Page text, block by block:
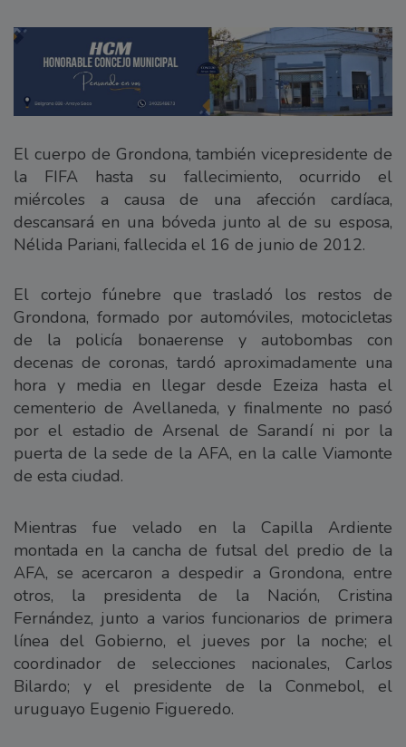
El cuerpo de Grondona, también vicepresidente de
la FIFA hasta su fallecimiento, ocurrido el
miércoles a causa de una afección cardíaca,
descansará en una bóveda junto al de su esposa,
Nélida Pariani, fallecida el 16 de junio de 2012.
El cortejo fúnebre que trasladó los restos de
Grondona, formado por automóviles, motocicletas
de la policía bonaerense y autobombas con
decenas de coronas, tardó aproximadamente una
hora y media en llegar desde Ezeiza hasta el
cementerio de Avellaneda, y finalmente no pasó
por el estadio de Arsenal de Sarandí ni por la
puerta de la sede de la AFA, en la calle Viamonte
de esta ciudad.
Mientras fue velado en la Capilla Ardiente
montada en la cancha de futsal del predio de la
AFA, se acercaron a despedir a Grondona, entre
otros, la presidenta de la Nación, Cristina
Fernández, junto a varios funcionarios de primera
línea del Gobierno, el jueves por la noche; el
coordinador de selecciones nacionales, Carlos
Bilardo; y el presidente de la Conmebol, el
uruguayo Eugenio Figueredo.